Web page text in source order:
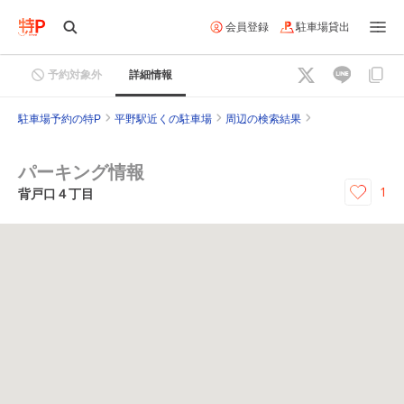
会員登録 駐車場貸出
予約対象外 詳細情報
駐車場予約の特P 平野駅近くの駐車場 周辺の検索結果
パーキング情報
背戸口４丁目 1